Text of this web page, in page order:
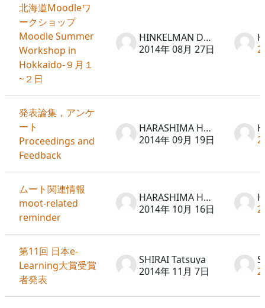
北海道Moodleワ
ークショップ
Moodle Summer
Workshop in
Hokkaido-９月１
~２日
HINKELMAN Don
2014年 08月 27日
発表論集，アンケ
ート
Proceedings and
Feedback
HARASHIMA Hideto
2014年 09月 19日
ムート関連情報
moot-related
reminder
HARASHIMA Hideto
2014年 10月 16日
第11回 日本e-
Learning大賞受賞
者発表
SHIRAI Tatsuya
2014年 11月 7日